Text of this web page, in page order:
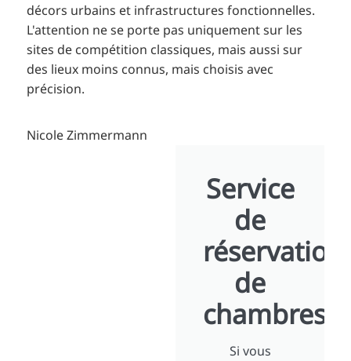
décors urbains et infrastructures fonctionnelles.
L'attention ne se porte pas uniquement sur les
sites de compétition classiques, mais aussi sur
des lieux moins connus, mais choisis avec
précision.
Nicole Zimmermann
Service
de
réservation
de
chambres
Si vous